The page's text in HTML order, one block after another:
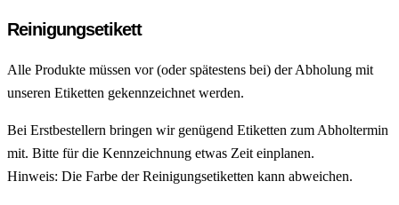
Reinigungsetikett
Alle Produkte müssen vor (oder spätestens bei) der Abholung mit
unseren Etiketten gekennzeichnet werden.
Bei Erstbestellern bringen wir genügend Etiketten zum Abholtermin
mit. Bitte für die Kennzeichnung etwas Zeit einplanen.
Hinweis: Die Farbe der Reinigungsetiketten kann abweichen.